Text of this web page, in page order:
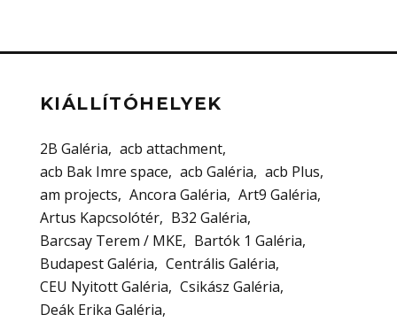
KIÁLLÍTÓHELYEK
2B Galéria
acb attachment
acb Bak Imre space
acb Galéria
acb Plus
am projects
Ancora Galéria
Art9 Galéria
Artus Kapcsolótér
B32 Galéria
Barcsay Terem / MKE
Bartók 1 Galéria
Budapest Galéria
Centrális Galéria
CEU Nyitott Galéria
Csikász Galéria
Deák Erika Galéria